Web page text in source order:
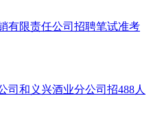
有限责任公司招聘笔试准考
司和义兴酒业分公司招488人